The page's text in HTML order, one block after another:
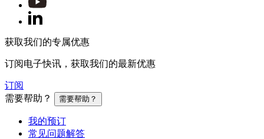
获取我们的专属优惠
订阅电子快讯，获取我们的最新优惠
订阅
需要帮助？
需要帮助？
我的预订
常见问题解答